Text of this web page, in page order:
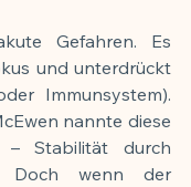
Gefahren. Es
und unterdrückt
Immunsystem).
nannte diese
– Stabilität durch
Doch wenn der